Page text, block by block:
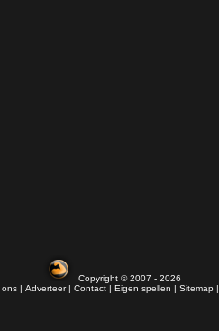
Copyright © 2007 - 2026
ons| Adverteer| Contact| Eigen spellen | Sitemap |